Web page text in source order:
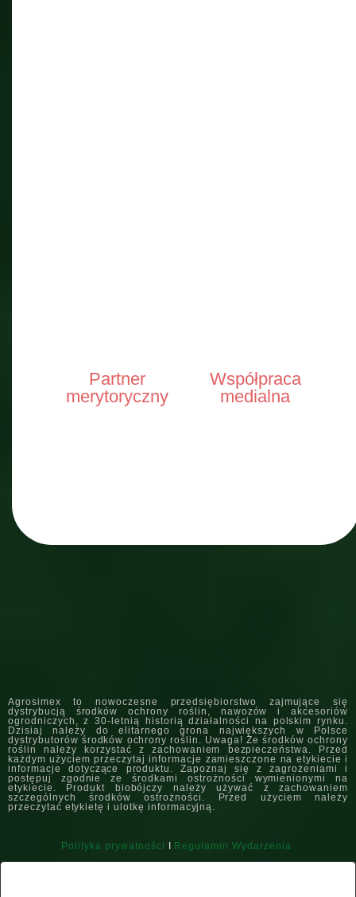
Partner
merytoryczny
Współpraca
medialna
Agrosimex to nowoczesne przedsiębiorstwo zajmujące się
dystrybucją środków ochrony roślin, nawozów i akcesoriów
ogrodniczych, z 30-letnią historią działalności na polskim rynku.
Dzisiaj należy do elitarnego grona największych w Polsce
dystrybutorów środków ochrony roślin. Uwaga! Ze środków ochrony
roślin należy korzystać z zachowaniem bezpieczeństwa. Przed
każdym użyciem przeczytaj informacje zamieszczone na etykiecie i
informacje dotyczące produktu. Zapoznaj się z zagrożeniami i
postępuj zgodnie ze środkami ostrożności wymienionymi na
etykiecie. Produkt biobójczy należy używać z zachowaniem
szczególnych środków ostrożności. Przed użyciem należy
przeczytać etykietę i ulotkę informacyjną.
Polityka prywatności Regulamin Wydarzenia